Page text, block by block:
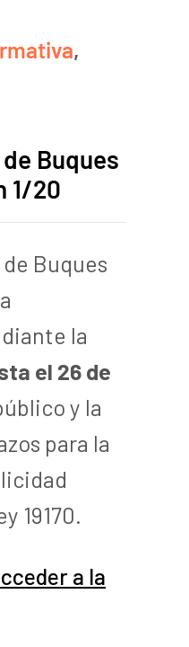
,
Buques
1/20
Buques
la
el 26 de
y la
para la
19170.
a la